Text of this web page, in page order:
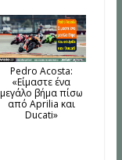
Pedro Acosta:
«Είμαστε ένα
μεγάλο βήμα πίσω
από Aprilia και
Ducati»